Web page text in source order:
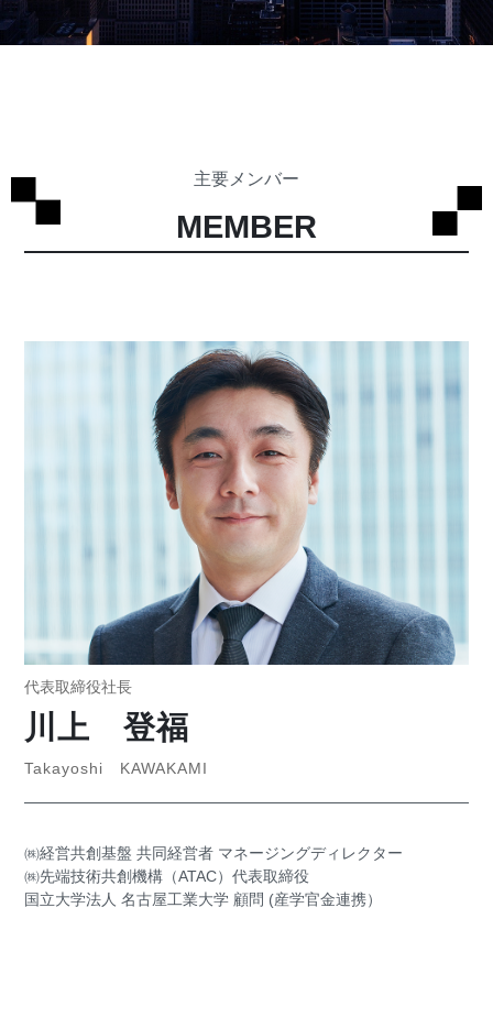
主要メンバー
MEMBER
代表取締役社長
川上 登福
Takayoshi KAWAKAMI
㈱経営共創基盤 共同経営者 マネージングディレクター
㈱先端技術共創機構（ATAC）代表取締役
国立大学法人 名古屋工業大学 顧問 (産学官金連携）